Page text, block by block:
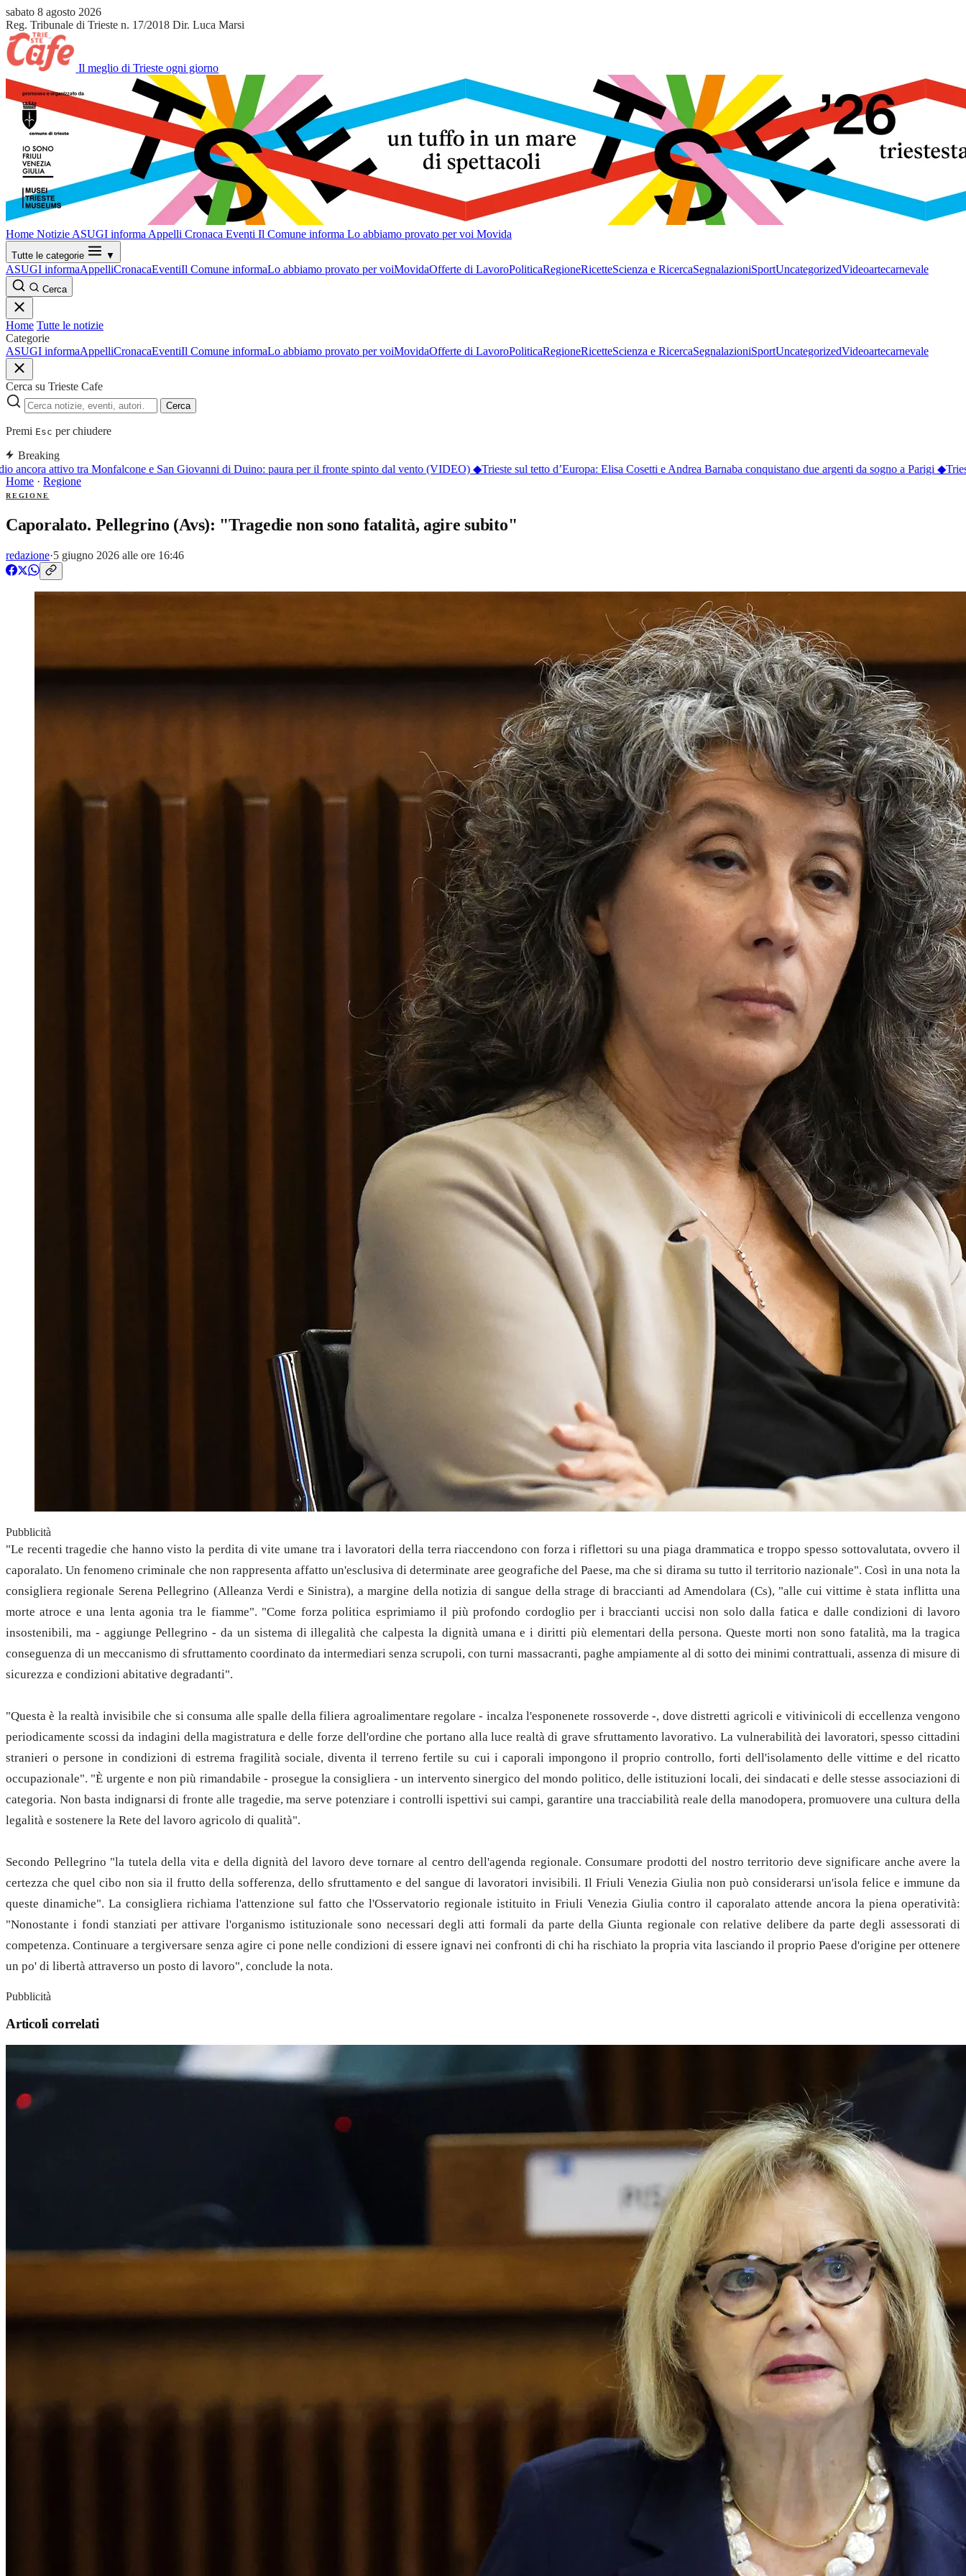
sabato 8 agosto 2026
Reg. Tribunale di Trieste n. 17/2018 Dir. Luca Marsi
Il meglio di Trieste ogni giorno
Home Notizie ASUGI informa Appelli Cronaca Eventi Il Comune informa Lo abbiamo provato per voi Movida
Tutte le categorie ▼
ASUGI informaAppelliCronacaEventiIl Comune informaLo abbiamo provato per voiMovidaOfferte di LavoroPoliticaRegioneRicetteScienza e RicercaSegnalazioniSportUncategorizedVideoartecarnevale
Cerca
Home Tutte le notizie
Categorie
ASUGI informaAppelliCronacaEventiIl Comune informaLo abbiamo provato per voiMovidaOfferte di LavoroPoliticaRegioneRicetteScienza e RicercaSegnalazioniSportUncategorizedVideoartecarnevale
Cerca su Trieste Cafe
Cerca
Premi Esc per chiudere
Breaking
ancora attivo tra Monfalcone e San Giovanni di Duino: paura per il fronte spinto dal vento (VIDEO)◆ Trieste sul tetto d’Europa: Elisa Cosetti e Andrea Barnaba conquistano due argenti da sogno a Parigi◆
Home · Regione
REGIONE
Caporalato. Pellegrino (Avs): "Tragedie non sono fatalità, agire subito"
redazione·5 giugno 2026 alle ore 16:46
Pubblicità
"Le recenti tragedie che hanno visto la perdita di vite umane tra i lavoratori della terra riaccendono con forza i riflettori su una piaga drammatica e troppo spesso sottovalutata, ovvero il
caporalato. Un fenomeno criminale che non rappresenta affatto un'esclusiva di determinate aree geografiche del Paese, ma che si dirama su tutto il territorio nazionale". Così in una nota la
consigliera regionale Serena Pellegrino (Alleanza Verdi e Sinistra), a margine della notizia di sangue della strage di braccianti ad Amendolara (Cs), "alle cui vittime è stata inflitta una
morte atroce e una lenta agonia tra le fiamme". "Come forza politica esprimiamo il più profondo cordoglio per i braccianti uccisi non solo dalla fatica e dalle condizioni di lavoro
insostenibili, ma - aggiunge Pellegrino - da un sistema di illegalità che calpesta la dignità umana e i diritti più elementari della persona. Queste morti non sono fatalità, ma la tragica
conseguenza di un meccanismo di sfruttamento coordinato da intermediari senza scrupoli, con turni massacranti, paghe ampiamente al di sotto dei minimi contrattuali, assenza di misure di
sicurezza e condizioni abitative degradanti".
"Questa è la realtà invisibile che si consuma alle spalle della filiera agroalimentare regolare - incalza l'esponenete rossoverde -, dove distretti agricoli e vitivinicoli di eccellenza vengono
periodicamente scossi da indagini della magistratura e delle forze dell'ordine che portano alla luce realtà di grave sfruttamento lavorativo. La vulnerabilità dei lavoratori, spesso cittadini
stranieri o persone in condizioni di estrema fragilità sociale, diventa il terreno fertile su cui i caporali impongono il proprio controllo, forti dell'isolamento delle vittime e del ricatto
occupazionale". "È urgente e non più rimandabile - prosegue la consigliera - un intervento sinergico del mondo politico, delle istituzioni locali, dei sindacati e delle stesse associazioni di
categoria. Non basta indignarsi di fronte alle tragedie, ma serve potenziare i controlli ispettivi sui campi, garantire una tracciabilità reale della manodopera, promuovere una cultura della
legalità e sostenere la Rete del lavoro agricolo di qualità".
Secondo Pellegrino "la tutela della vita e della dignità del lavoro deve tornare al centro dell'agenda regionale. Consumare prodotti del nostro territorio deve significare anche avere la
certezza che quel cibo non sia il frutto della sofferenza, dello sfruttamento e del sangue di lavoratori invisibili. Il Friuli Venezia Giulia non può considerarsi un'isola felice e immune da
queste dinamiche". La consigliera richiama l'attenzione sul fatto che l'Osservatorio regionale istituito in Friuli Venezia Giulia contro il caporalato attende ancora la piena operatività:
"Nonostante i fondi stanziati per attivare l'organismo istituzionale sono necessari degli atti formali da parte della Giunta regionale con relative delibere da parte degli assessorati di
competenza. Continuare a tergiversare senza agire ci pone nelle condizioni di essere ignavi nei confronti di chi ha rischiato la propria vita lasciando il proprio Paese d'origine per ottenere
un po' di libertà attraverso un posto di lavoro", conclude la nota.
Pubblicità
Articoli correlati